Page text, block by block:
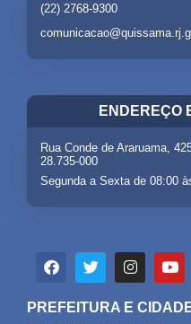
(22) 2768-9300
ENDEREÇO
Rua Conde de Araruama,
28.735-000
Segunda a Sexta de 08:00
PREFEITURA E